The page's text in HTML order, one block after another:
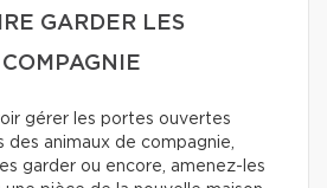
GARDER LES
gérer les portes ouvertes
des animaux de compagnie,
garder ou encore, amenez-les